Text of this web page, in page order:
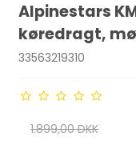
Alpinestars
køredragt,
33563219310
1.899,00 DKK